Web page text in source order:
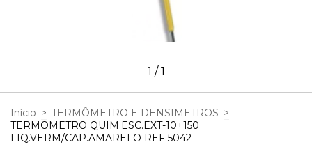
1 /1
Início > TERMÔMETRO E DENSIMETROS >
TERMOMETRO QUIM.ESC.EXT-10+150
LIQ.VERM/CAP.AMARELO REF 5042